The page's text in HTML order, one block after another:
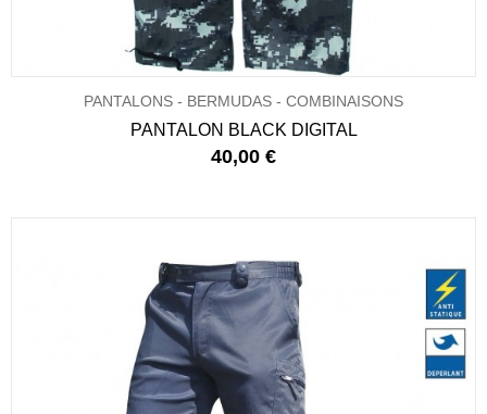
PANTALONS - BERMUDAS - COMBINAISONS
PANTALON BLACK DIGITAL
40,00 €